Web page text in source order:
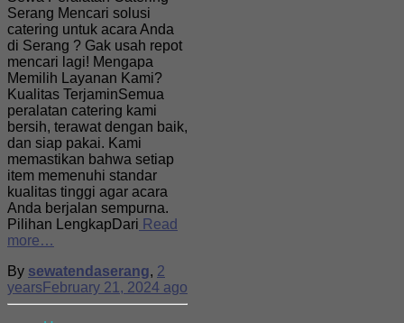
Serang Mencari solusi
catering untuk acara Anda
di Serang ? Gak usah repot
mencari lagi! Mengapa
Memilih Layanan Kami?
Kualitas TerjaminSemua
peralatan catering kami
bersih, terawat dengan baik,
dan siap pakai. Kami
memastikan bahwa setiap
item memenuhi standar
kualitas tinggi agar acara
Anda berjalan sempurna.
Pilihan LengkapDari Read
more…
By sewatendaserang, 2
years February 21, 2024 ago